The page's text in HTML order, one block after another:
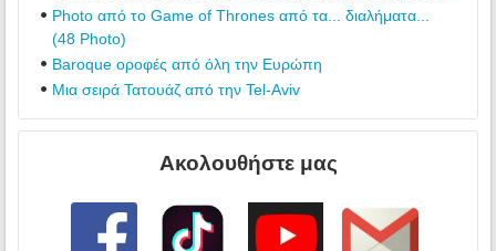
Photo από το Game of Thrones από τα... διαλήματα...
(48 Photo)
Baroque οροφές από όλη την Ευρώπη
Μια σειρά Τατουάζ από την Tel-Aviv
Ακολουθήστε μας